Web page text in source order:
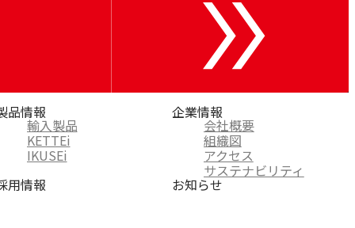
品情報
輸入製品
KETTEi
IKUSEi
企業情報
会社概要
組織図
アクセス
サステナビリティ
用情報 お知らせ